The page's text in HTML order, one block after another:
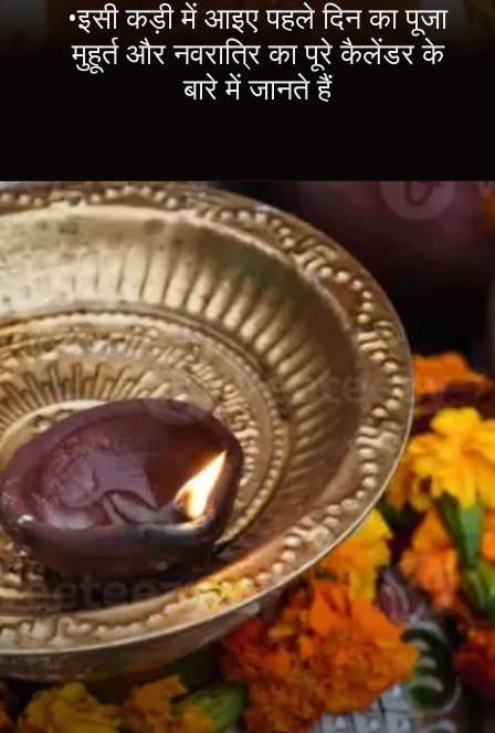
•इसी कड़ी में आइए पहले दिन का पूजा
मुहूर्त और नवरात्रि का पूरे कैलेंडर के
बारे में जानते हैं